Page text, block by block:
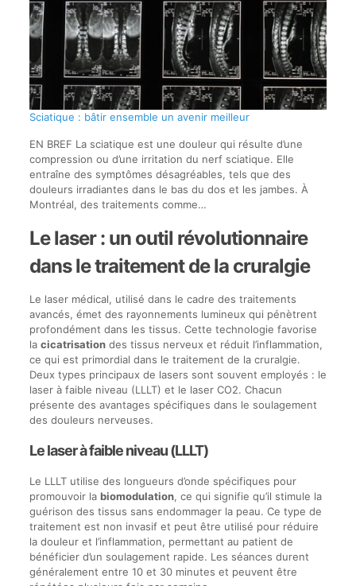
Sciatique : bâtir ensemble un avenir meilleur
EN BREF La sciatique est une douleur qui résulte d’une
compression ou d’une irritation du nerf sciatique. Elle
entraîne des symptômes désagréables, tels que des
douleurs irradiantes dans le bas du dos et les jambes. À
Montréal, des traitements comme…
Le laser : un outil révolutionnaire
dans le traitement de la cruralgie
Le laser médical, utilisé dans le cadre des traitements
avancés, émet des rayonnements lumineux qui pénètrent
profondément dans les tissus. Cette technologie favorise
la cicatrisationdes tissus nerveux et réduit l’inflammation,
ce qui est primordial dans le traitement de la cruralgie.
Deux types principaux de lasers sont souvent employés : le
laser à faible niveau (LLLT) et le laser CO2. Chacun
présente des avantages spécifiques dans le soulagement
des douleurs nerveuses.
Le laser à faible niveau (LLLT)
Le LLLT utilise des longueurs d’onde spécifiques pour
promouvoir la biomodulation, ce qui signifie qu’il stimule la
guérison des tissus sans endommager la peau. Ce type de
traitement est non invasif et peut être utilisé pour réduire
la douleur et l’inflammation, permettant au patient de
bénéficier d’un soulagement rapide. Les séances durent
généralement entre 10 et 30 minutes et peuvent être